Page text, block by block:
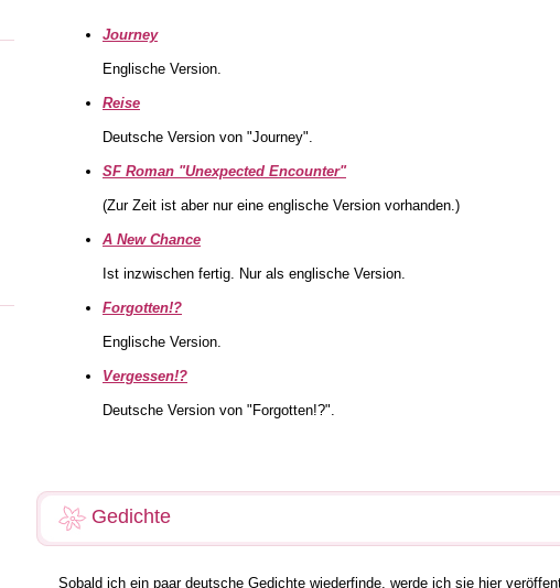
Journey
Englische Version.
Reise
Deutsche Version von "Journey".
SF Roman "Unexpected Encounter"
(Zur Zeit ist aber nur eine englische Version vorhanden.)
A New Chance
Ist inzwischen fertig. Nur als englische Version.
Forgotten!?
Englische Version.
Vergessen!?
Deutsche Version von "Forgotten!?".
Gedichte
Sobald ich ein paar deutsche Gedichte wiederfinde, werde ich sie hier